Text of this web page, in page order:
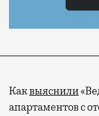
Каквыяснили
апартаментов с